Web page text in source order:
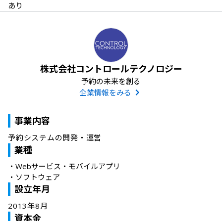
あり
株式会社コントロールテクノロジー
予約の未来を創る
企業情報をみる
事業内容
予約システムの開発・運営
業種
・ Webサービス・モバイルアプリ
・ ソフトウェア
設立年月
2013年8月
資本金